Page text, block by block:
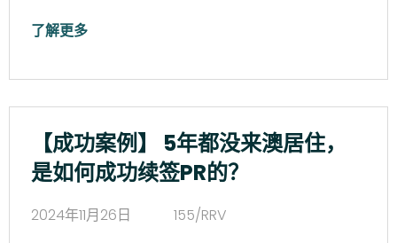
了解更多
【成功案例】 5年都没来澳居住，
是如何成功续签PR的？
2024年11月26日
155/RRV